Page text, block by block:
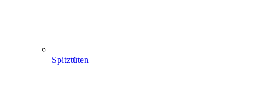
Spitztüten